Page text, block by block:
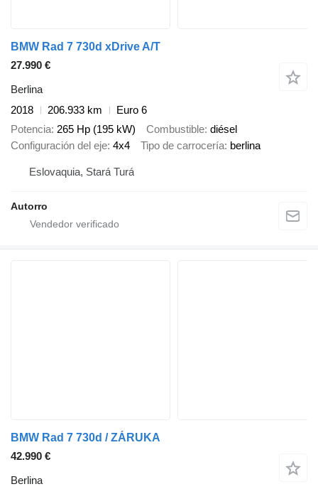
BMW Rad 7 730d xDrive A/T
27.990 €
Berlina
2018
206.933 km
Euro 6
Potencia 265 Hp (195 kW) Combustible diésel
Configuración del eje 4x4 Tipo de carrocería berlina
Eslovaquia, Stará Turá
Autorro
BMW Rad 7 730d / ZÁRUKA
42.990 €
Berlina